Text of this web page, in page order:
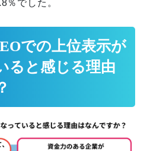
％でした。
での上位表示が
ると感じる理由